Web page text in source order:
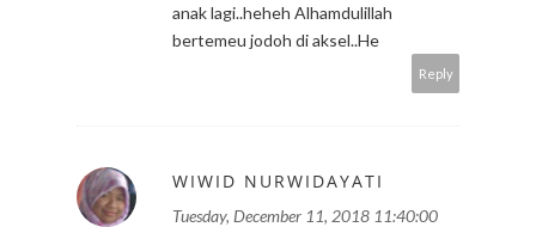
anak lagi..heheh Alhamdulillah
bertemeu jodoh di aksel..He
Reply
WIWID NURWIDAYATI
Tuesday, December 11, 2018 11:40:00